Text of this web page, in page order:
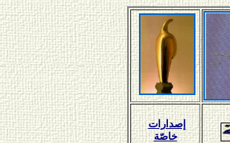
إصدارات
خاصّة